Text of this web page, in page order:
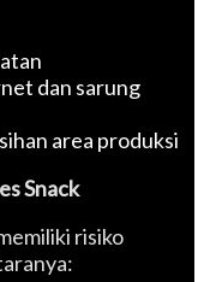
dan sarung
area produksi
Snack
risiko